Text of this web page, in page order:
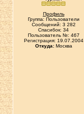
Профиль
Группа: Пользователи
Сообщений: 3 282
Спасибок: 34
Пользователь №: 467
Регистрация: 19.07.2004
Откуда:Москва